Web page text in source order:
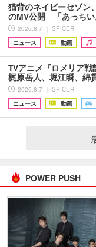
猫背のネイビーセゾン
のMV公開 「あっち
2026.8.7 ｜ SPICER
ニュース
動画
TVアニメ『ロメリア戦
梶原岳人、堀江瞬、綿
2026.8.7 ｜ SPICER
ニュース
動画
POWER PUSH